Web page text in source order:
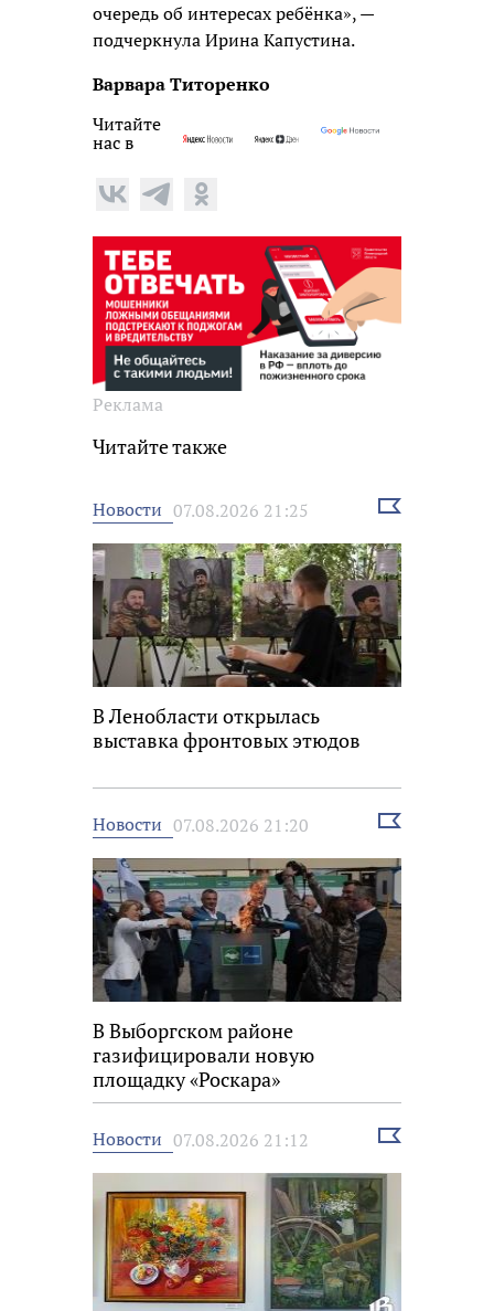
очередь об интересах ребёнка», —
подчеркнула Ирина Капустина.
Варвара Титоренко
Читайте
нас в
Реклама
Читайте также
Новости 07.08.2026 21:25
Выбрать
В Ленобласти открылась
выставка фронтовых этюдов
Новости 07.08.2026 21:20
Выбрать
В Выборгском районе
газифицировали новую
площадку «Роскара»
Новости 07.08.2026 21:12
Выбрать